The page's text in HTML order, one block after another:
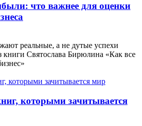
что важнее для оценки
реальные, а не дутые успехи
Святослава Бирюлина «Как все
которыми зачитывается